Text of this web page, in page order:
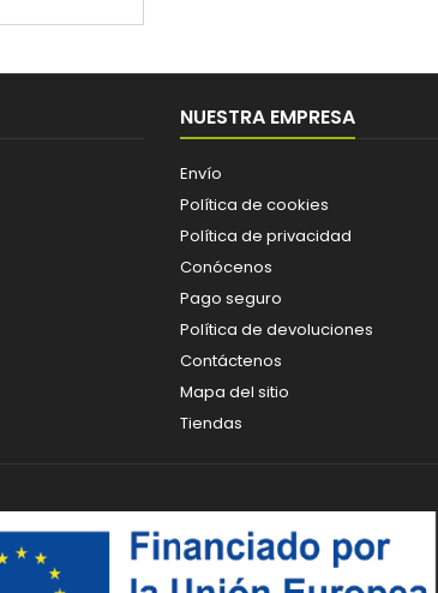
NUESTRA EMPRESA
Envío
Política de cookies
Política de privacidad
Conócenos
Pago seguro
Política de devoluciones
Contáctenos
Mapa del sitio
Tiendas